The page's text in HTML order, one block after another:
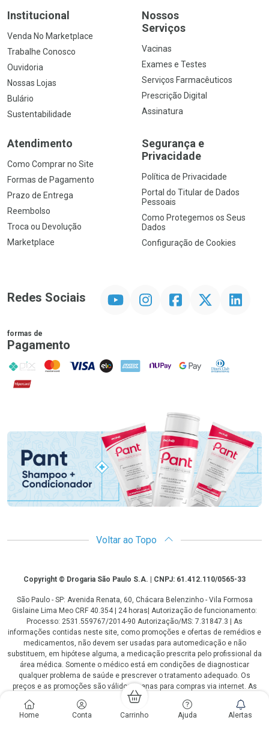
Home Conta Carrinho Ajuda Alertas
Institucional
Venda No Marketplace
Trabalhe Conosco
Ouvidoria
Nossas Lojas
Bulário
Sustentabilidade
Nossos
Serviços
Vacinas
Exames e Testes
Serviços Farmacêuticos
Prescrição Digital
Assinatura
Atendimento
Como Comprar no Site
Formas de Pagamento
Prazo de Entrega
Reembolso
Troca ou Devolução
Marketplace
Segurança e
Privacidade
Política de Privacidade
Portal do Titular de Dados
Pessoais
Como Protegemos os Seus
Dados
Configuração de Cookies
Redes Sociais InstagramFacebookTwitter Linkedin
formas de
Pagamento
PIX MasterCard
VISA ELO AMEX NuPay Google PayDiners Club
Hipercard
Voltar ao Topo
CopyrightCopyright © Drogaria São Paulo S.A. | CNPJ: 61.412.110/0565-33
São Paulo - SP: Avenida Renata, 60, Chácara Belenzinho - Vila Formosa
Gislaine Lima Meo CRF 40.354 | 24 horas| Autorização de funcionamento:
Processo: 2531.559767/2014-90 Autorização/MS: 7.31847.3 | As
informações contidas neste site, como promoções e ofertas de remédios e
medicamentos, não devem ser usadas para automedicação e não
substituem, em hipótese alguma, a medicação prescrita pelo profissional da
área médica. Somente o médico está em condições de diagnosticar
qualquer problema de saúde e prescrever o tratamento adequado. Os
preços e as promoções são válidos apenas para compras via internet. As
fotos contidas em nosso site são meramente ilustrativas. *Preços e
disponibilidade sujeitos a alterações no decorrer do dia. Antibióticos e
antimicrobianos vendas apenas em lojas físicas ou televendas. Portaria nº